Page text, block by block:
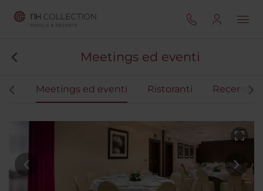
Meetings ed eventi
Meetings ed eventi Ristoranti